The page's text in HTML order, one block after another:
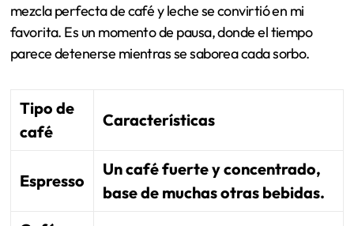
mezcla perfecta de café y leche se convirtió en mi
favorita. Es un momento de pausa, donde el tiempo
parece detenerse mientras se saborea cada sorbo.
Tipo de
café
Características
Espresso
Un café fuerte y concentrado,
base de muchas otras bebidas.